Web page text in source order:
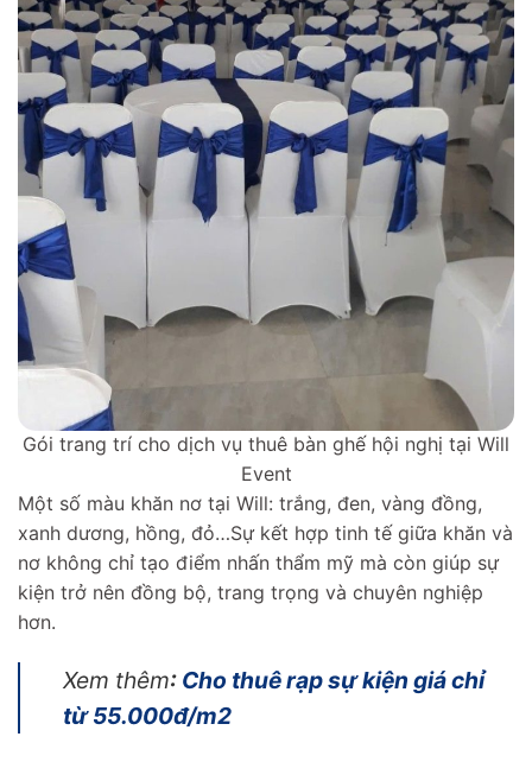
Gói trang trí cho dịch vụ thuê bàn ghế hội nghị tại Will
Event
Một số màu khăn nơ tại Will: trắng, đen, vàng đồng,
xanh dương, hồng, đỏ…Sự kết hợp tinh tế giữa khăn và
nơ không chỉ tạo điểm nhấn thẩm mỹ mà còn giúp sự
kiện trở nên đồng bộ, trang trọng và chuyên nghiệp
hơn.
Xem thêm: Cho thuê rạp sự kiện giá chỉ
từ 55.000đ/m2